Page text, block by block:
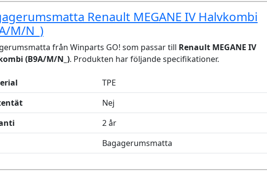
Renault MEGANE IV Halvkombi
M/N_)
från Winparts GO! som passar till Renault MEGANE IV
(B9A/M/N_). Produkten har följande specifikationer.
TPE
Nej
2 år
Bagagerumsmatta